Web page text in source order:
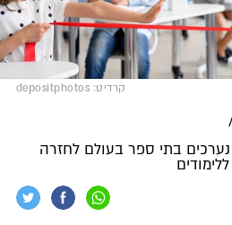
קרדיט: depositphotos
בתי ספר בעולם לחזרה
ללימודים